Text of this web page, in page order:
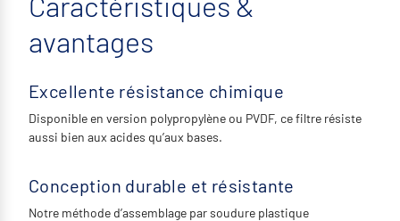
avantages
Excellente résistance chimique
Disponible en version polypropylène ou PVDF, ce filtre résiste
aussi bien aux acides qu’aux bases.
Conception durable et résistante
Notre méthode d’assemblage par soudure plastique